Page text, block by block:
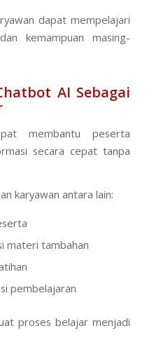
dapat mempelajari
kemampuan masing-
AI Sebagai
membantu peserta
secara cepat tanpa
karyawan antara lain:
materi tambahan
pembelajaran
proses belajar menjadi